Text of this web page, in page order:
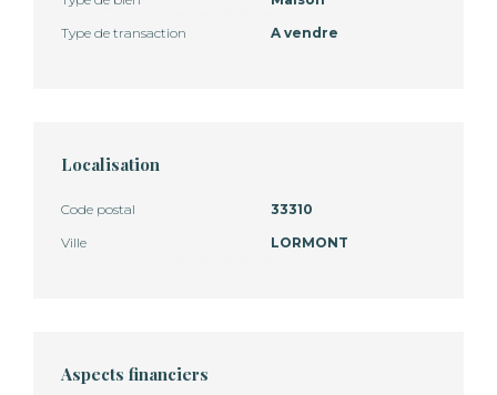
Type de transaction
A vendre
Localisation
Code postal
33310
Ville
LORMONT
Aspects financiers